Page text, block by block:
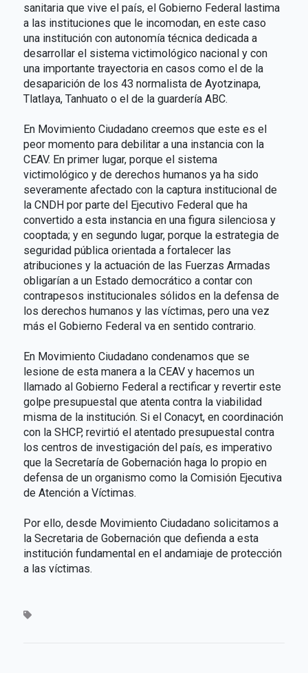
sanitaria que vive el país, el Gobierno Federal lastima
a las instituciones que le incomodan, en este caso
una institución con autonomía técnica dedicada a
desarrollar el sistema victimológico nacional y con
una importante trayectoria en casos como el de la
desaparición de los 43 normalista de Ayotzinapa,
Tlatlaya, Tanhuato o el de la guardería ABC.
En Movimiento Ciudadano creemos que este es el
peor momento para debilitar a una instancia con la
CEAV. En primer lugar, porque el sistema
victimológico y de derechos humanos ya ha sido
severamente afectado con la captura institucional de
la CNDH por parte del Ejecutivo Federal que ha
convertido a esta instancia en una figura silenciosa y
cooptada; y en segundo lugar, porque la estrategia de
seguridad pública orientada a fortalecer las
atribuciones y la actuación de las Fuerzas Armadas
obligarían a un Estado democrático a contar con
contrapesos institucionales sólidos en la defensa de
los derechos humanos y las víctimas, pero una vez
más el Gobierno Federal va en sentido contrario.
En Movimiento Ciudadano condenamos que se
lesione de esta manera a la CEAV y hacemos un
llamado al Gobierno Federal a rectificar y revertir este
golpe presupuestal que atenta contra la viabilidad
misma de la institución. Si el Conacyt, en coordinación
con la SHCP, revirtió el atentado presupuestal contra
los centros de investigación del país, es imperativo
que la Secretaría de Gobernación haga lo propio en
defensa de un organismo como la Comisión Ejecutiva
de Atención a Víctimas.
Por ello, desde Movimiento Ciudadano solicitamos a
la Secretaria de Gobernación que defienda a esta
institución fundamental en el andamiaje de protección
a las víctimas.